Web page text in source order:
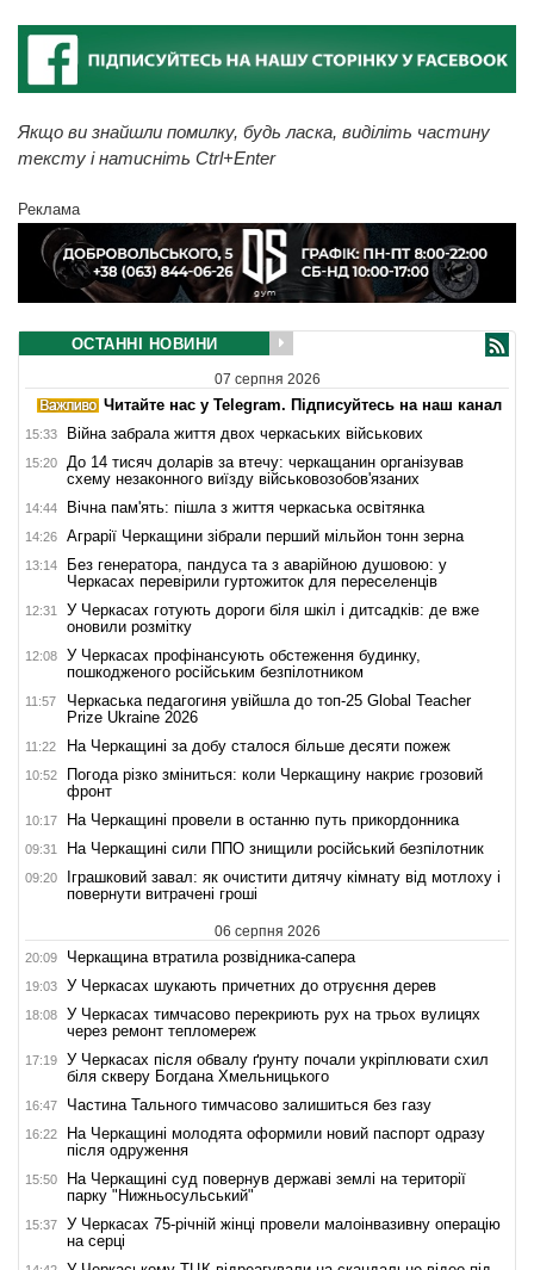
Якщо ви знайшли помилку, будь ласка, виділіть частину
тексту і натисніть Ctrl+Enter
Реклама
ОСТАННІ НОВИНИ
07 серпня 2026
Читайте нас у Telegram. Підписуйтесь на наш канал
15:33 Війна забрала життя двох черкаських військових
15:20
До 14 тисяч доларів за втечу: черкащанин організував
схему незаконного виїзду військовозобов'язаних
14:44 Вічна пам'ять: пішла з життя черкаська освітянка
14:26 Аграрії Черкащини зібрали перший мільйон тонн зерна
13:14
Без генератора, пандуса та з аварійною душовою: у
Черкасах перевірили гуртожиток для переселенців
12:31
У Черкасах готують дороги біля шкіл і дитсадків: де вже
оновили розмітку
12:08
У Черкасах профінансують обстеження будинку,
пошкодженого російським безпілотником
11:57
Черкаська педагогиня увійшла до топ-25 Global Teacher
Prize Ukraine 2026
11:22 На Черкащині за добу сталося більше десяти пожеж
10:52
Погода різко зміниться: коли Черкащину накриє грозовий
фронт
10:17 На Черкащині провели в останню путь прикордонника
09:31 На Черкащині сили ППО знищили російський безпілотник
09:20
Іграшковий завал: як очистити дитячу кімнату від мотлоху і
повернути витрачені гроші
06 серпня 2026
20:09 Черкащина втратила розвідника-сапера
19:03 У Черкасах шукають причетних до отруєння дерев
18:08
У Черкасах тимчасово перекриють рух на трьох вулицях
через ремонт тепломереж
17:19
У Черкасах після обвалу ґрунту почали укріплювати схил
біля скверу Богдана Хмельницького
16:47 Частина Тального тимчасово залишиться без газу
16:22
На Черкащині молодята оформили новий паспорт одразу
після одруження
15:50
На Черкащині суд повернув державі землі на території
парку "Нижньосульський"
15:37
У Черкасах 75-річній жінці провели малоінвазивну операцію
на серці